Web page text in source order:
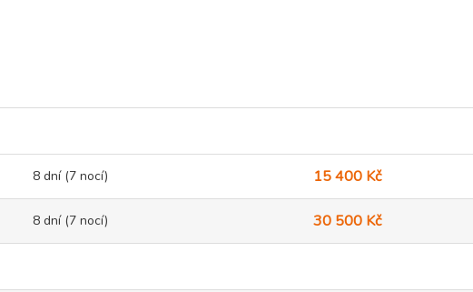
8 dní (7 nocí) 15 400 Kč
8 dní (7 nocí) 30 500 Kč